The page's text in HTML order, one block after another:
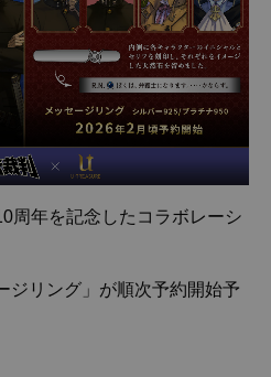
周年を記念したコラボレーシ
ジリング」が順次予約開始予